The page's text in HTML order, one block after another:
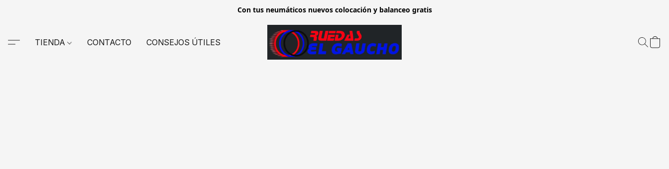
Con tus neumáticos nuevos colocación y balanceo gratis
TIENDA CONTACTO CONSEJOS ÚTILES